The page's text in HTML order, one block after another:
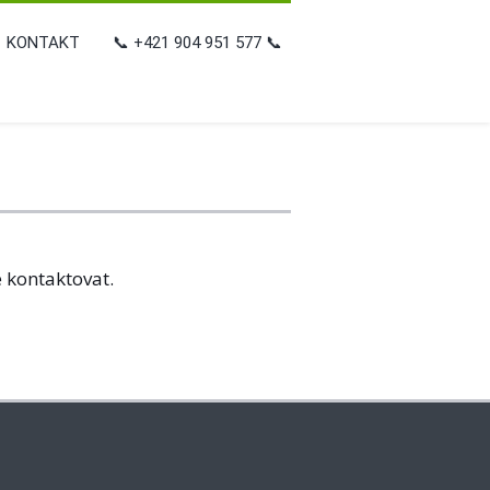
KONTAKT 📞 +421 904 951 577 📞
kontaktovat.